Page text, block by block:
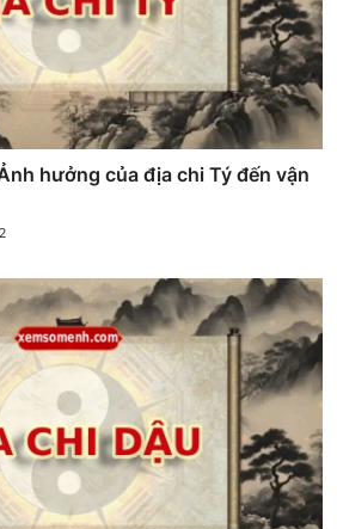
hưởng của địa chi Tý đến vận